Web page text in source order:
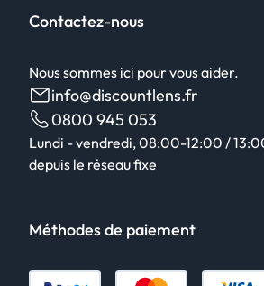
Contactez-nous
Nous sommes ici pour vous aider.
info@discountlens.fr
0800 945 053
Lundi - vendredi, 08:00-12:00 /
depuis le réseau fixe
Méthodes de paiement